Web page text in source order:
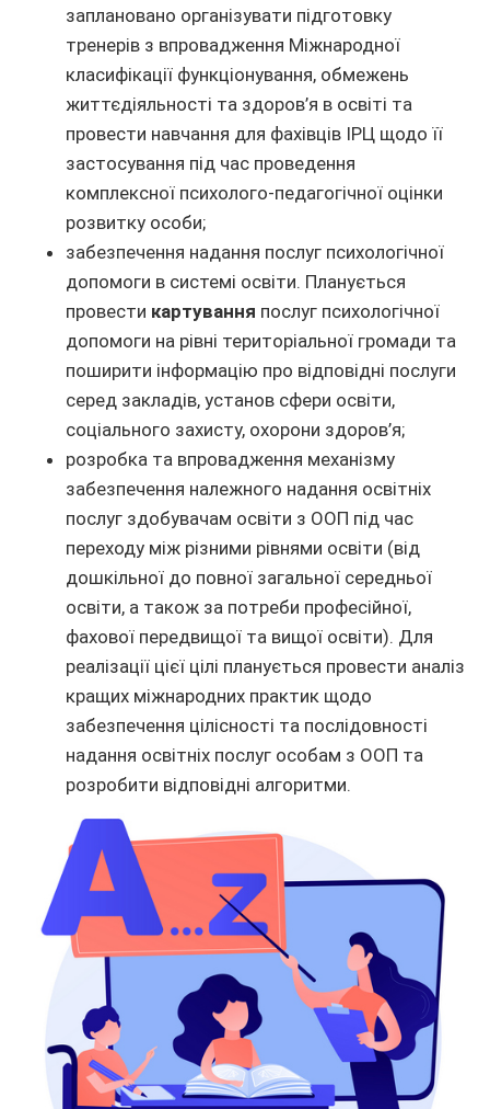
заплановано організувати підготовку
тренерів з впровадження Міжнародної
класифікації функціонування, обмежень
життєдіяльності та здоров’я в освіті та
провести навчання для фахівців ІРЦ щодо її
застосування під час проведення
комплексної психолого-педагогічної оцінки
розвитку особи;
забезпечення надання послуг психологічної
допомоги в системі освіти. Планується
провести картування послуг психологічної
допомоги на рівні територіальної громади та
поширити інформацію про відповідні послуги
серед закладів, установ сфери освіти,
соціального захисту, охорони здоров’я;
розробка та впровадження механізму
забезпечення належного надання освітніх
послуг здобувачам освіти з ООП під час
переходу між різними рівнями освіти (від
дошкільної до повної загальної середньої
освіти, а також за потреби професійної,
фахової передвищої та вищої освіти). Для
реалізації цієї цілі планується провести аналіз
кращих міжнародних практик щодо
забезпечення цілісності та послідовності
надання освітніх послуг особам з ООП та
розробити відповідні алгоритми.